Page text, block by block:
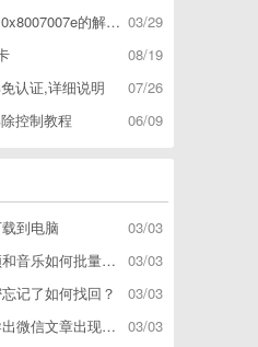
03/29
的解决方
08/19
07/26
认证,详细说明
06/09
控制教程
03/03
到电脑
03/03
批量下载到电脑上
03/03
记了如何找回？
03/03
导出失败*篇」如何解决